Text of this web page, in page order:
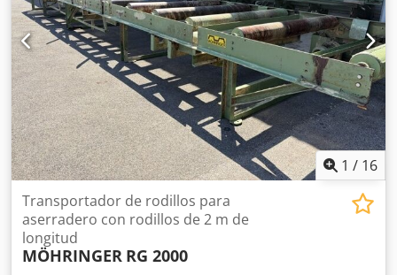
1 / 16
Transportador de rodillos para
aserradero con rodillos de 2 m de
longitud
MÖHRINGER RG 2000